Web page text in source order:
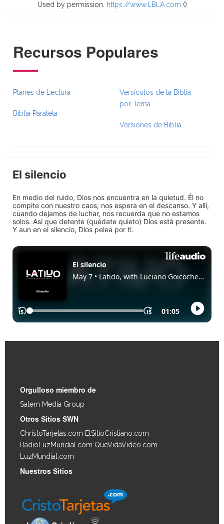
Used by permission.
https://www.LBLA.com ()
Recursos Populares
Planes de Lectura
Biblia Paralela
Versículos de la Biblia
por Tema
Versiones de Biblia
El silencio
En medio del ruido, Dios nos encuentra en la quietud. Él no
compite con nuestro caos; nos espera en el descanso. Y allí,
cuando dejamos de luchar, nos recuerda que no estamos
solos. Así que detente (quédate quieto) Dios está presente.
Y aun en el silencio, Dios pelea por ti.
Orgulloso miembro de
Salem Media Group
Otros Sitios SWN
ChristoTarjetas.com ElSitioCristiano.com
RadioLuzMundial.com QueVidaVideo.com
LuzMundial.com
Nuestros Sitios